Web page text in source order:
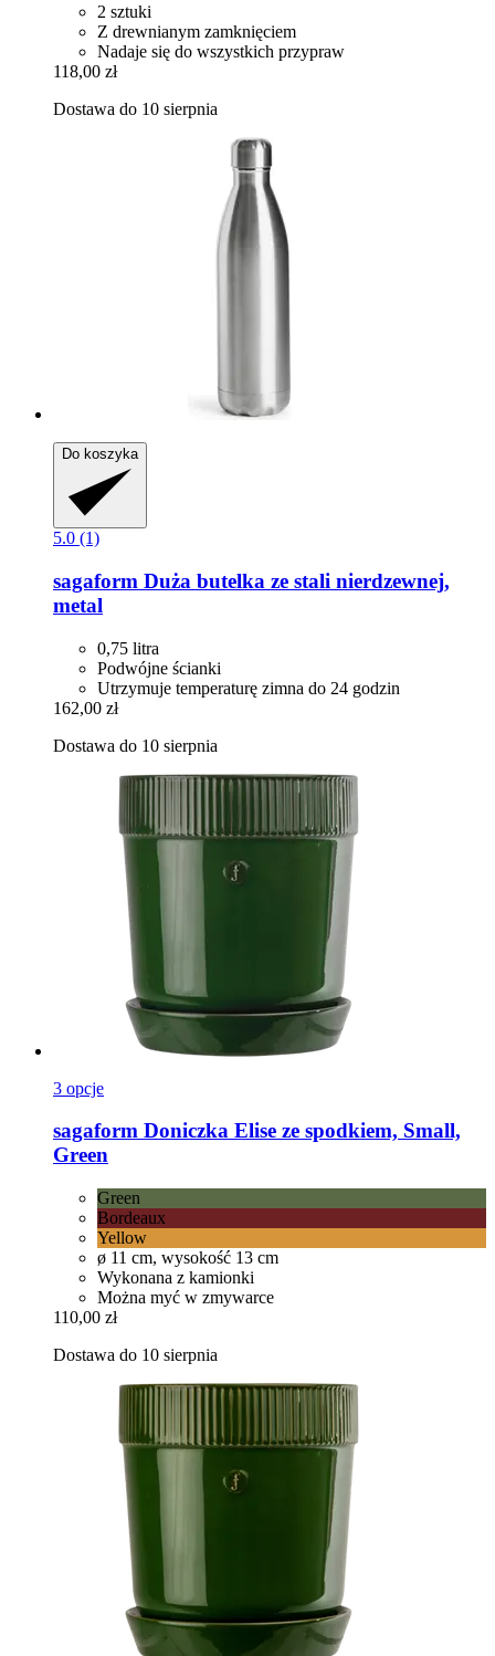
2 sztuki
Z drewnianym zamknięciem
Nadaje się do wszystkich przypraw
118,00 zł
Dostawa do 10 sierpnia
Do koszyka
5.0 (1)
sagaform Duża butelka ze stali nierdzewnej,
metal
0,75 litra
Podwójne ścianki
Utrzymuje temperaturę zimna do 24 godzin
162,00 zł
Dostawa do 10 sierpnia
3 opcje
sagaform Doniczka Elise ze spodkiem, Small,
Green
Green
Bordeaux
Yellow
ø 11 cm, wysokość 13 cm
Wykonana z kamionki
Można myć w zmywarce
110,00 zł
Dostawa do 10 sierpnia